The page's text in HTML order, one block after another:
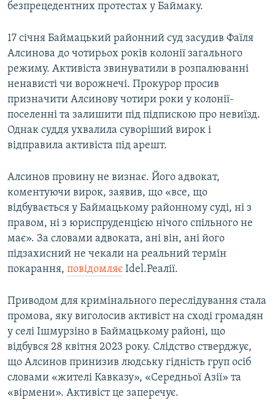
безпрецедентних протестах у Баймаку.
17 січня Баймацький районний суд засудив Фаїля
Алсинова до чотирьох років колонії загального
режиму. Активіста звинуватили в розпалюванні
ненависті чи ворожнечі. Прокурор просив
призначити Алсинову чотири роки у колонії-
поселенні та залишити під підпискою про невиїзд.
Однак суддя ухвалила суворіший вирок і
відправила активіста під арешт.
Алсинов провину не визнає. Його адвокат,
коментуючи вирок, заявив, що «все, що
відбувається у Баймацькому районному суді, ні з
правом, ні з юриспруденцією нічого спільного не
має». За словами адвоката, ані він, ані його
підзахисний не чекали на реальний термін
покарання, повідомляє Idel.Реалії.
Приводом для кримінального переслідування стала
промова, яку виголосив активіст на сході громадян
у селі Ішмурзіно в Баймацькому районі, що
відбувся 28 квітня 2023 року. Слідство стверджує,
що Алсинов принизив людську гідність груп осіб
словами «жителі Кавказу», «Середньої Азії» та
«вірмени». Активіст це заперечує.